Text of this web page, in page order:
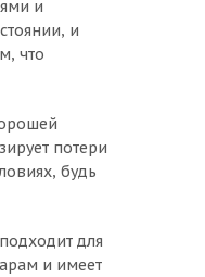
и
и
что
потери
будь
для
и имеет